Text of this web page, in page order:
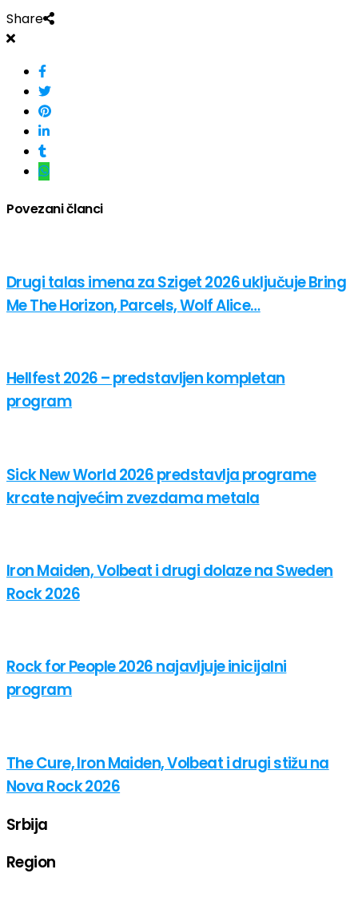
Share
Povezani članci
Drugi talas imena za Sziget 2026 uključuje Bring
Me The Horizon, Parcels, Wolf Alice…
Hellfest 2026 – predstavljen kompletan
program
Sick New World 2026 predstavlja programe
krcate najvećim zvezdama metala
Iron Maiden, Volbeat i drugi dolaze na Sweden
Rock 2026
Rock for People 2026 najavljuje inicijalni
program
The Cure, Iron Maiden, Volbeat i drugi stižu na
Nova Rock 2026
Srbija
Region